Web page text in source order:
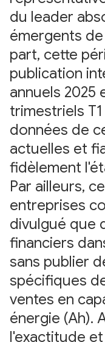
du leader
émergents
part, cette
publication
annuels 2025
trimestriels
données de
actuelles et
fidèlement
Par ailleurs,
entreprises
divulgué que
financiers
sans publier
spécifiques
ventes en
énergie (Ah).
l'exactitude